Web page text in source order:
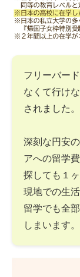
フリーバー
なくて行け
されました。
深刻な円安
アへの留学
探しても１
現地での生
留学でも全
しまいます。